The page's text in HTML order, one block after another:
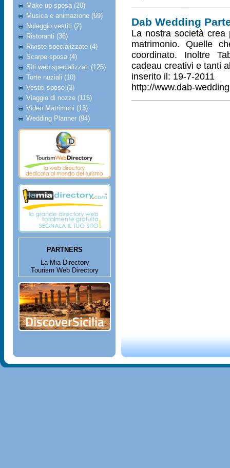
Make up sposa (20)
Musica e animazione (69)
Noleggio vestiti (2)
Ristoranti (36)
Riviste specializzate (4)
Scarpe sposa (4)
Siti web specializzati (125)
Torte nuziali (10)
Vestiti sposo (3)
Viaggio di nozze (115)
Video Matrimoni (13)
Wedding Planner (94)
PARTNERS
La Mia Directory
Tourism Web Directory
Dab Wedding
La nostra società crea
matrimonio. Quelle
coordinato. Inoltre
cadeau creativi e tanti
inserito il: 19-7-2011
http://www.dab-